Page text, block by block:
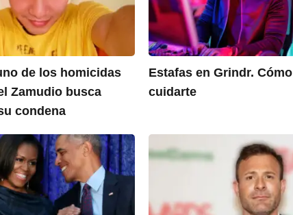
de los homicidas
Zamudio busca
condena
Estafas en Grindr. Cómo
cuidarte